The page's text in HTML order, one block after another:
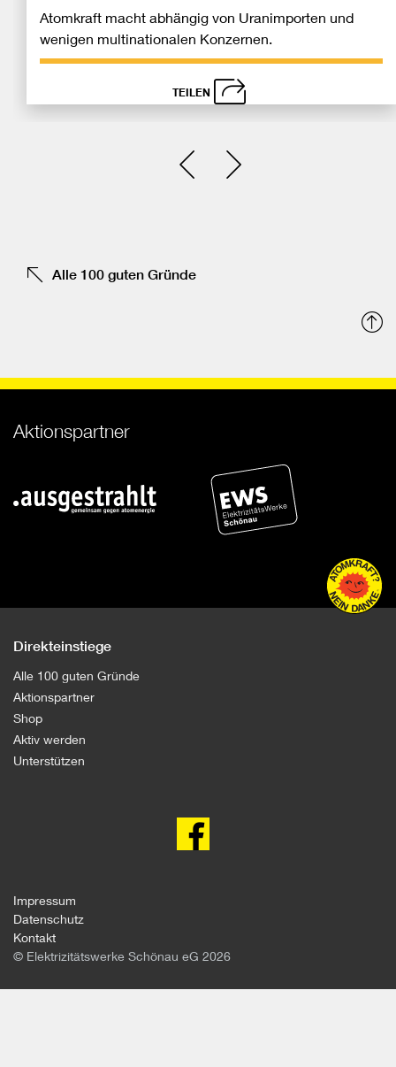
Atomkraft macht abhängig von Uranimporten und
wenigen multinationalen Konzernen.
TEILEN
Einen Slide zurück
Einen Slide vor
Alle 100 guten Gründe
Aktionspartner
Direkteinstiege
Alle 100 guten Gründe
Aktionspartner
Shop
Aktiv werden
Unterstützen
Impressum
Datenschutz
Kontakt
© Elektrizitätswerke Schönau eG 2026